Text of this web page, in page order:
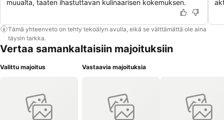
muualta, taaten ihastuttavan kulinaarisen kokemuksen.
Tämä yhteenveto on tehty tekoälyn avulla, eikä se välttämättä ole aina
täysin tarkka.
Vertaa samankaltaisiin majoituksiin
Valittu majoitus Vastaavia majoituksia